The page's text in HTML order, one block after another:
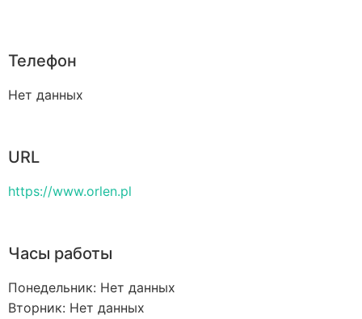
Телефон
Нет данных
URL
https://www.orlen.pl
Часы работы
Понедельник: Нет данных
Вторник: Нет данных